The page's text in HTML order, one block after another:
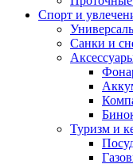
Спорт и
Санки и
Туризм и